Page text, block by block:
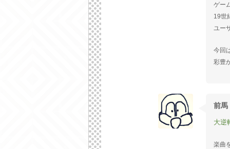
ゲー
19世
ユー
今回
彩豊
前馬
大逆
楽曲